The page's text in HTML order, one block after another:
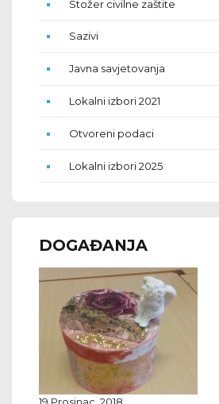
Stožer civilne zaštite
Sazivi
Javna savjetovanja
Lokalni izbori 2021
Otvoreni podaci
Lokalni izbori 2025
DOGAĐANJA
19 Prosinac, 2018